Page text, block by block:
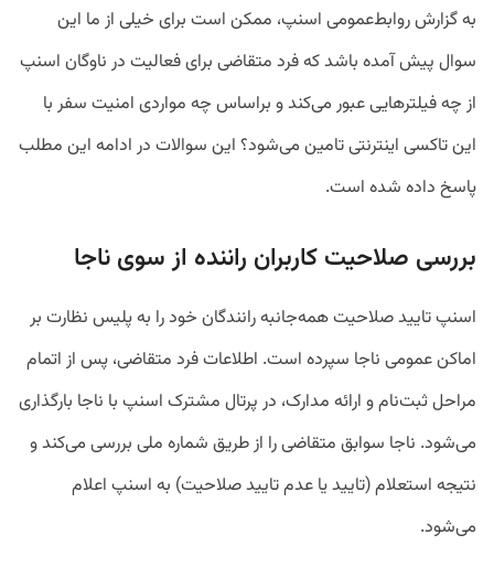
به گزارش روابط‌عمومی اسنپ، ممکن است برای خیلی از ما این
سوال پیش آمده باشد که فرد متقاضی برای فعالیت در ناوگان اسنپ
از چه فیلترهایی عبور می‌کند و براساس چه مواردی امنیت سفر با
این تاکسی اینترنتی تامین می‌شود؟ این سوالات در ادامه این مطلب
پاسخ داده شده است.
بررسی صلاحیت کاربران راننده از سوی ناجا
اسنپ تایید صلاحیت همه‌‌جانبه‌ رانندگان خود را به پلیس نظارت بر
اماکن عمومی ناجا سپرده‌ است. اطلاعات فرد متقاضی، پس از اتمام
مراحل ثبت‌نام و ارائه مدارک، در پرتال مشترک اسنپ با ناجا بارگذاری
می‌شود. ناجا سوابق متقاضی را از طریق شماره ملی بررسی می‌کند و
نتیجه استعلام (تایید یا عدم تایید صلاحیت) به اسنپ اعلام
می‌شود.